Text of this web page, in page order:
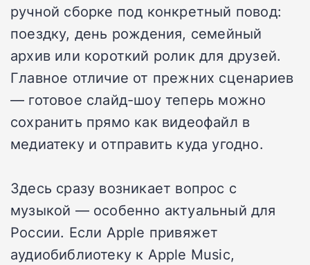
ручной сборке под конкретный повод:
поездку, день рождения, семейный
архив или короткий ролик для друзей.
Главное отличие от прежних сценариев
— готовое слайд-шоу теперь можно
сохранить прямо как видеофайл в
медиатеку и отправить куда угодно.
Здесь сразу возникает вопрос с
музыкой — особенно актуальный для
России. Если Apple привяжет
аудиобиблиотеку к Apple Music,